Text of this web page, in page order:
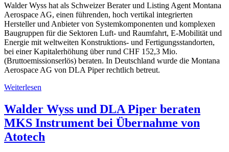
Walder Wyss hat als Schweizer Berater und Listing Agent Montana
Aerospace AG, einen führenden, hoch vertikal integrierten
Hersteller und Anbieter von Systemkomponenten und komplexen
Baugruppen für die Sektoren Luft- und Raumfahrt, E-Mobilität und
Energie mit weltweiten Konstruktions- und Fertigungsstandorten,
bei einer Kapitalerhöhung über rund CHF 152,3 Mio.
(Bruttoemissionserlös) beraten. In Deutschland wurde die Montana
Aerospace AG von DLA Piper rechtlich betreut.
Weiterlesen
Walder Wyss und DLA Piper beraten
MKS Instrument bei Übernahme von
Atotech